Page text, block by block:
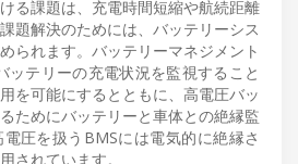
る課題は、充電時間短縮や航続距離
題解決のためには、バッテリーシス
られます。バッテリーマネジメント
ッテリーの充電状況を監視すること
を可能にするとともに、高電圧バッ
ためにバッテリーと車体との絶縁監
圧を扱うBMSには電気的に絶縁さ
されています。